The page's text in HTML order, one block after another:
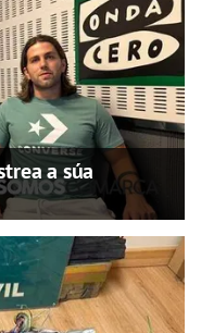
a súa